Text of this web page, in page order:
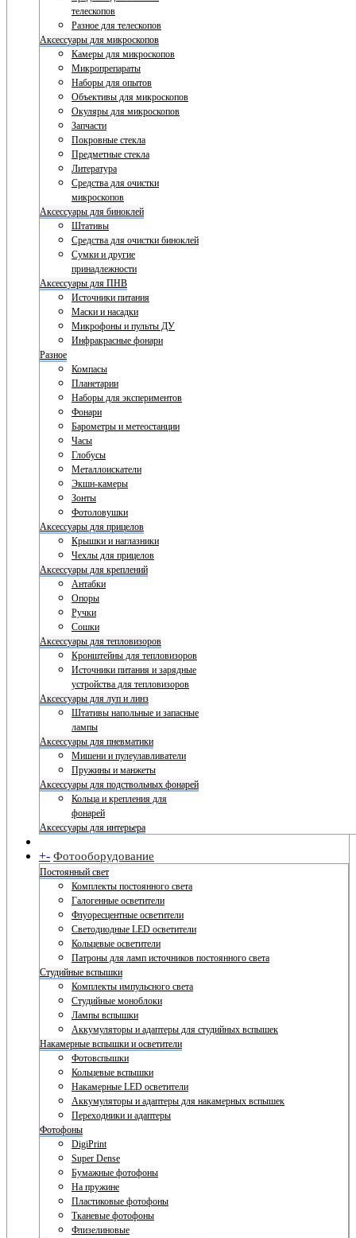
телескопов
Разное для телескопов
Аксессуары для микроскопов
Камеры для микроскопов
Микропрепараты
Наборы для опытов
Объективы для микроскопов
Окуляры для микроскопов
Запчасти
Покровные стекла
Предметные стекла
Литература
Средства для очистки
микроскопов
Аксессуары для биноклей
Штативы
Средства для очистки биноклей
Сумки и другие
принадлежности
Аксессуары для ПНВ
Источники питания
Маски и насадки
Микрофоны и пульты ДУ
Инфракрасные фонари
Разное
Компасы
Планетарии
Наборы для экспериментов
Фонари
Барометры и метеостанции
Часы
Глобусы
Металлоискатели
Экшн-камеры
Зонты
Фотоловушки
Аксессуары для прицелов
Крышки и наглазники
Чехлы для прицелов
Аксессуары для креплений
Антабки
Опоры
Ручки
Сошки
Аксессуары для тепловизоров
Кронштейны для тепловизоров
Источники питания и зарядные
устройства для тепловизоров
Аксессуары для луп и линз
Штативы напольные и запасные
лампы
Аксессуары для пневматики
Мишени и пулеулавливатели
Пружины и манжеты
Аксессуары для подствольных фонарей
Кольца и крепления для
фонарей
Аксессуары для интерьера
+- Фотооборудование
Постоянный свет
Комплекты постоянного света
Галогенные осветители
Флуоресцентные осветители
Светодиодные LED осветители
Кольцевые осветители
Патроны для ламп источников постоянного света
Студийные вспышки
Комплекты импульсного света
Студийные моноблоки
Лампы вспышки
Аккумуляторы и адаптеры для студийных вспышек
Накамерные вспышки и осветители
Фотовспышки
Кольцевые вспышки
Накамерные LED осветители
Аккумуляторы и адаптеры для накамерных вспышек
Переходники и адаптеры
Фотофоны
DigiPrint
Super Dense
Бумажные фотофоны
На пружине
Пластиковые фотофоны
Тканевые фотофоны
Флизелиновые